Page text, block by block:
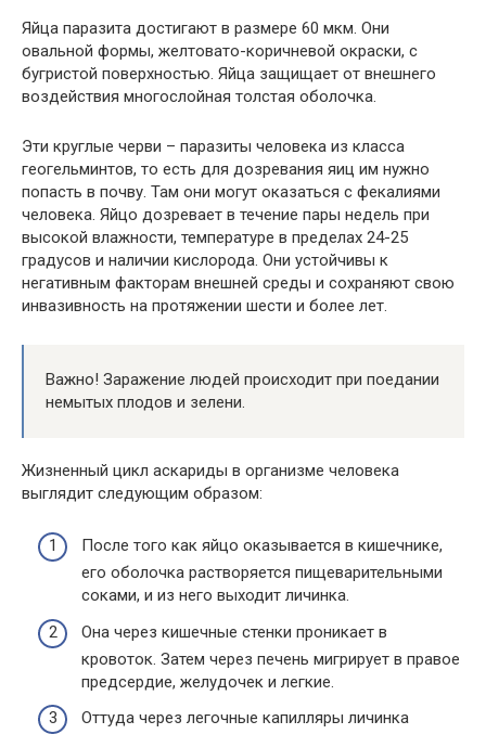
Яйца паразита достигают в размере 60 мкм. Они
овальной формы, желтовато-коричневой окраски, с
бугристой поверхностью. Яйца защищает от внешнего
воздействия многослойная толстая оболочка.
Эти круглые черви – паразиты человека из класса
геогельминтов, то есть для дозревания яиц им нужно
попасть в почву. Там они могут оказаться с фекалиями
человека. Яйцо дозревает в течение пары недель при
высокой влажности, температуре в пределах 24-25
градусов и наличии кислорода. Они устойчивы к
негативным факторам внешней среды и сохраняют свою
инвазивность на протяжении шести и более лет.
Важно! Заражение людей происходит при поедании
немытых плодов и зелени.
Жизненный цикл аскариды в организме человека
выглядит следующим образом:
После того как яйцо оказывается в кишечнике,
его оболочка растворяется пищеварительными
соками, и из него выходит личинка.
Она через кишечные стенки проникает в
кровоток. Затем через печень мигрирует в правое
предсердие, желудочек и легкие.
Оттуда через легочные капилляры личинка